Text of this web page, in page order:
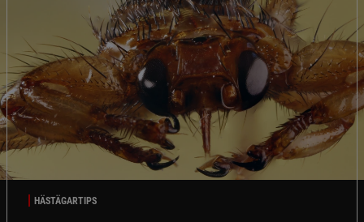
HÄSTÄGARTIPS